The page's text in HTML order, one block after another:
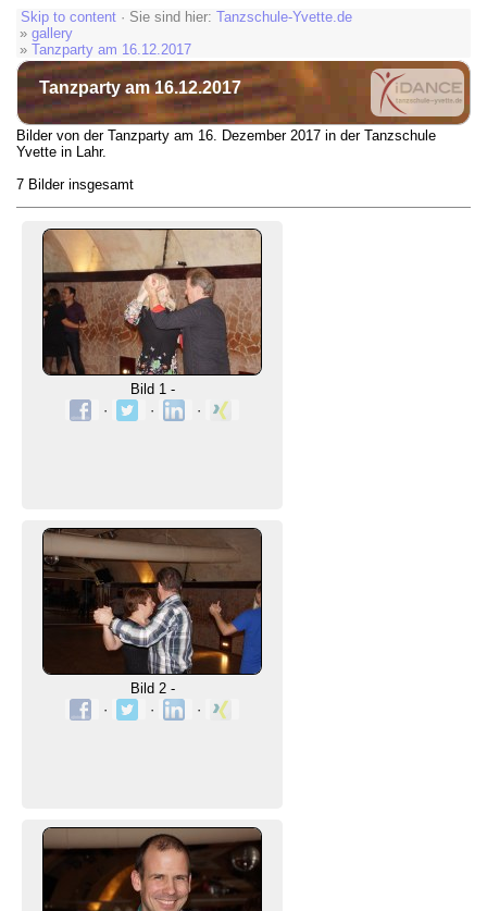
Skip to content · Sie sind hier: Tanzschule-Yvette.de
» gallery
» Tanzparty am 16.12.2017
Tanzparty am 16.12.2017
Bilder von der Tanzparty am 16. Dezember 2017 in der Tanzschule
Yvette in Lahr.
7 Bilder insgesamt
Bild 1 -
·
· ·
Bild 2 -
·
· ·